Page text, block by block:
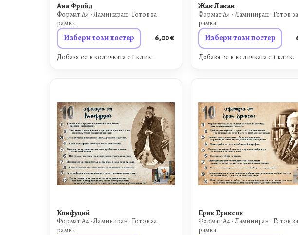
Ана Фройд
Формат A4 · Ламиниран · Готов за
рамка
Избери този постер 6,00€
Добавя се в количката с 1 клик.
Жак Лакан
Формат A4 · Ламиниран · Готов за
рамка
Избери този постер
Добавя се в количката с 1 клик.
Конфуций
Формат A4 · Ламиниран · Готов за
рамка
Ерик Ериксон
Формат A4 · Ламиниран · Готов за
рамка